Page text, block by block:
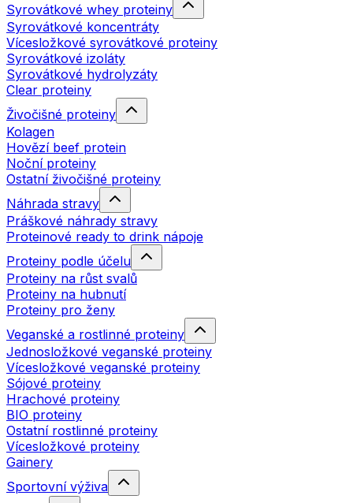
Syrovátkové whey proteiny
Syrovátkové koncentráty
Vícesložkové syrovátkové proteiny
Syrovátkové izoláty
Syrovátkové hydrolyzáty
Clear proteiny
Živočišné proteiny
Kolagen
Hovězí beef protein
Noční proteiny
Ostatní živočišné proteiny
Náhrada stravy
Práškové náhrady stravy
Proteinové ready to drink nápoje
Proteiny podle účelu
Proteiny na růst svalů
Proteiny na hubnutí
Proteiny pro ženy
Veganské a rostlinné proteiny
Jednosložkové veganské proteiny
Vícesložkové veganské proteiny
Sójové proteiny
Hrachové proteiny
BIO proteiny
Ostatní rostlinné proteiny
Vícesložkové proteiny
Gainery
Sportovní výživa